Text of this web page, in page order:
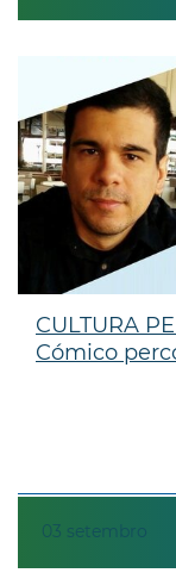
03 setembro
CULTURA
Cómico